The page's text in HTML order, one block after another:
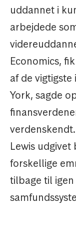
uddannet i
arbejdede
Economics,
af de
York, sagde
Lewis
forskellige
tilbage til